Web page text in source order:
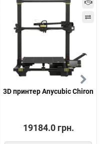
3D принтер Anycubic Chiron
19184.0 грн.